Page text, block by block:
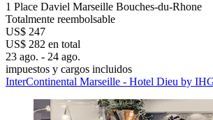
1 Place Daviel Marseille Bouches-du-Rhone
Totalmente reembolsable
US$ 247
US$ 282 en total
23 ago. - 24 ago.
impuestos y cargos incluidos
InterContinental Marseille - Hotel Dieu by